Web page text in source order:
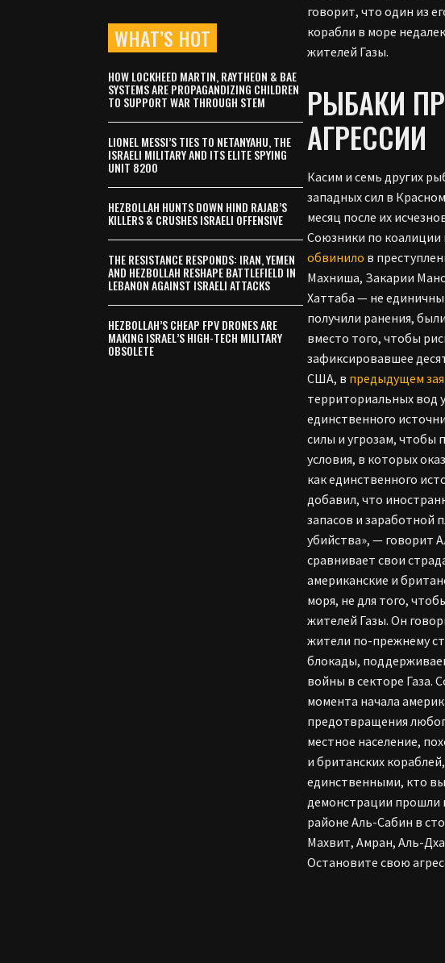
говорит, что один из
корабли в море
жителей Газы.
РЫБАКИ
АГРЕССИИ
Касим и семь других
западных сил в
месяц после их
Союзники по коалиции
обвинило в
Махниша, Закарии
Хаттаба — не
получили ранения,
вместо того, чтобы
зафиксировавшее
США, в предыдущем
территориальных вод
единственного
силы и угрозам, чтобы
условия, в которых
как единственного
добавил, что
запасов и заработной
убийства», — говорит
сравнивает свои
американские и
моря, не для того,
жителей Газы. Он
жители по-прежнему
блокады,
войны в секторе Газа.
момента начала
предотвращения
местное население,
и британских
единственными, кто
демонстрации прошли
районе Аль-Сабин в
Махвит, Амран, Аль-
Остановите свою
WHAT’S HOT
HOW LOCKHEED MARTIN, RAYTHEON & BAE
SYSTEMS ARE PROPAGANDIZING CHILDREN
TO SUPPORT WAR THROUGH STEM
LIONEL MESSI’S TIES TO NETANYAHU, THE
ISRAELI MILITARY AND ITS ELITE SPYING
UNIT 8200
HEZBOLLAH HUNTS DOWN HIND RAJAB’S
KILLERS & CRUSHES ISRAELI OFFENSIVE
THE RESISTANCE RESPONDS: IRAN, YEMEN
AND HEZBOLLAH RESHAPE BATTLEFIELD IN
LEBANON AGAINST ISRAELI ATTACKS
HEZBOLLAH’S CHEAP FPV DRONES ARE
MAKING ISRAEL’S HIGH-TECH MILITARY
OBSOLETE